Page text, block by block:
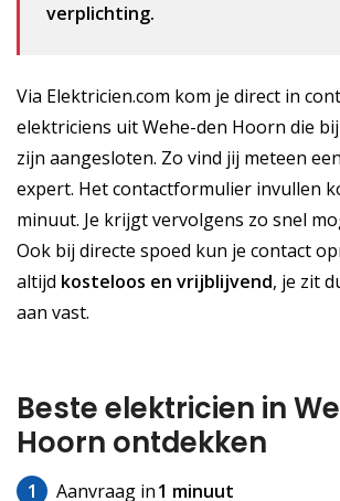
verplichting.
Via Elektricien.com kom je direct in
elektriciens uit Wehe-den Hoorn die
zijn aangesloten. Zo vind jij meteen
expert. Het contactformulier invullen
minuut. Je krijgt vervolgens zo snel
Ook bij directe spoed kun je contact
altijd kosteloos en vrijblijvend, je zit
aan vast.
Beste elektricien in
Hoorn ontdekken
1 Aanvraag in1 minuut